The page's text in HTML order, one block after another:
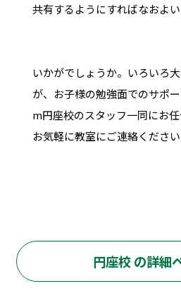
共有するようにすればなおよい
いかがでしょうか。いろいろ
が、お子様の勉強面でのサポ
m円座校のスタッフ一同にお任
お気軽に教室にご連絡ください
円座校 の詳細